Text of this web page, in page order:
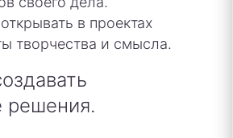
в проектах
творчества и смысла.
решения.